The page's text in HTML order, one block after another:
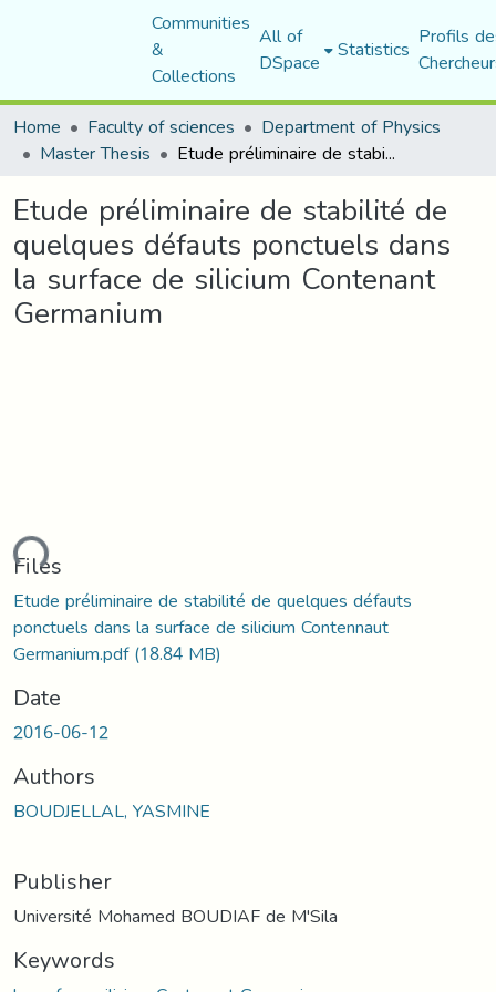
Communities
&
Collections
All of
DSpace Statistics Profils
Home
Faculty of sciences Department of Physics
Master Thesis Etude préliminaire de stabilité de quelques défauts ponctuels dans la surface de silicium Contenant Germanium
Etude préliminaire de stabilité de
quelques défauts ponctuels dans
la surface de silicium Contenant
Germanium
Files
Etude préliminaire de stabilité de quelques défauts
ponctuels dans la surface de silicium Contennaut
Germanium.pdf(18.84 MB)
Date
2016-06-12
Authors
BOUDJELLAL, YASMINE
Publisher
Université Mohamed BOUDIAF de M'Sila
Keywords